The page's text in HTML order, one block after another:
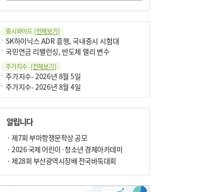
증시와이드 [전체보기]
SK하이닉스 ADR 흥행, 국내증시 시험대
국민연금 리밸런싱, 반도체 랠리 변수
주가지수- [전체보기]
주가지수- 2026년 8월 5일
주가지수- 2026년 8월 4일
알립니다
· 제7회 부마항쟁문학상 공모
· 2026 국제 어린이·청소년 경제아카데미
· 제28회 부산광역시장배 전국바둑대회